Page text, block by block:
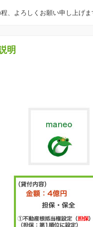
、よろしくお願い申し上げま
明